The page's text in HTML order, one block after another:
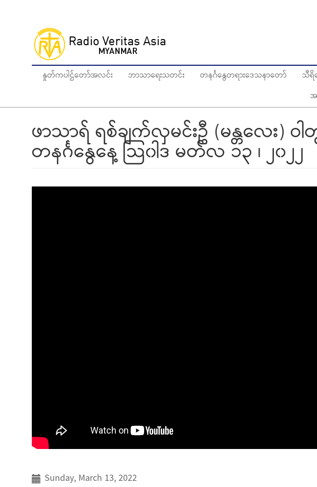
နှုတ်ကပါဌ်တော်အလင်း ဘာသာရေးသတင်း တနင်္ဂနွေတရားဒေသနာတော် သီရိ
ဖာသာရ် ရစ်ချက်လှမင်းဦ (မန္တလေး)
တနင်္ဂနွေနေ့‌ သြ၀ါဒ မတ်လ ၁၃ ၊ ၂၀၂၂
Sunday, March 13, 2022